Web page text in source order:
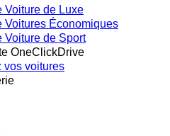
Voiture de Luxe
Voitures Économiques
Voiture de Sport
OneClickDrive
vos voitures